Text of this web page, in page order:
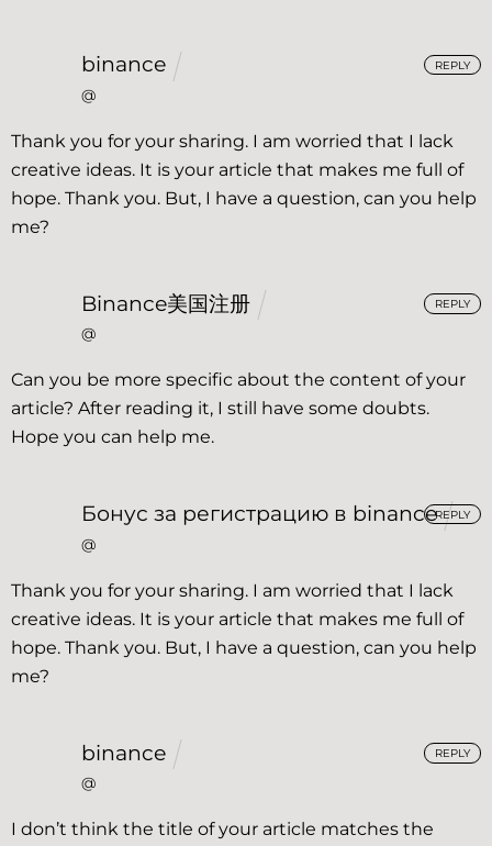
binance
@
Thank you for your sharing. I am worried that I lack
creative ideas. It is your article that makes me full of
hope. Thank you. But, I have a question, can you help
me?
REPLY
Binance美国注册
@
Can you be more specific about the content of your
article? After reading it, I still have some doubts.
Hope you can help me.
REPLY
Бонус за регистрацию в binance
@
Thank you for your sharing. I am worried that I lack
creative ideas. It is your article that makes me full of
hope. Thank you. But, I have a question, can you help
me?
REPLY
binance
@
I don’t think the title of your article matches the
REPLY